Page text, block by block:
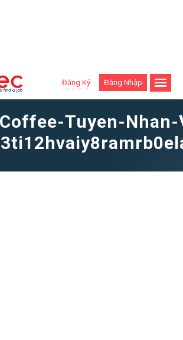
Đăng Ký Đăng Nhập
Tuyen-